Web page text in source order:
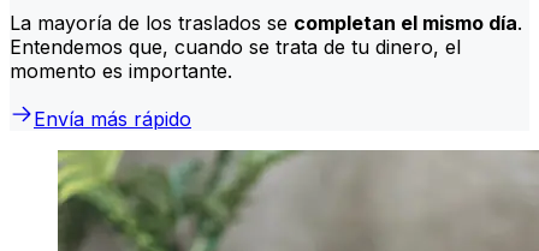
La mayoría de los traslados se completan el mismo día.
Entendemos que, cuando se trata de tu dinero, el
momento es importante.
Envía más rápido